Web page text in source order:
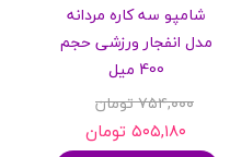
شامپو سه کاره مردانه
مدل انفجار ورزشی حجم
400 میل
۷۵۴,۰۰۰ تومان
۵۰۵,۱۸۰ تومان